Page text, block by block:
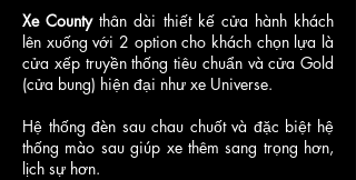
Xe Countythân dài thiết kế cửa hành khách
lên xuống với 2 option cho khách chọn lựa là
cửa xếp truyền thống tiêu chuẩn và cửa Gold
(cửa bung) hiện đại như xe Universe.
Hệ thống đèn sau chau chuốt và đặc biệt hệ
thống mào sau giúp xe thêm sang trọng hơn,
lịch sự hơn.